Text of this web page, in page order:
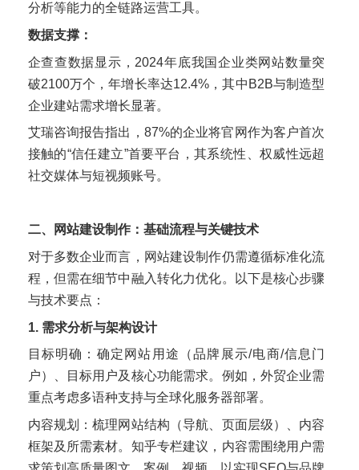
分析等能力的全链路运营工具。
数据支撑：
企查查数据显示，2024年底我国企业类网站数量突
破2100万个，年增长率达12.4%，其中B2B与制造型
企业建站需求增长显著。
艾瑞咨询报告指出，87%的企业将官网作为客户首次
接触的“信任建立”首要平台，其系统性、权威性远超
社交媒体与短视频账号。
二、网站建设制作：基础流程与关键技术
对于多数企业而言，网站建设制作仍需遵循标准化流
程，但需在细节中融入转化力优化。以下是核心步骤
与技术要点：
1. 需求分析与架构设计
目标明确：确定网站用途（品牌展示/电商/信息门
户）、目标用户及核心功能需求。例如，外贸企业需
重点考虑多语种支持与全球化服务器部署。
内容规划：梳理网站结构（导航、页面层级）、内容
框架及所需素材。知乎专栏建议，内容需围绕用户需